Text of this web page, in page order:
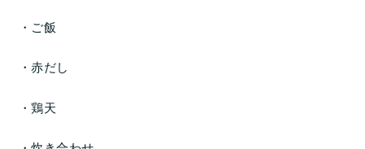
・ご飯
・赤だし
・鶏天